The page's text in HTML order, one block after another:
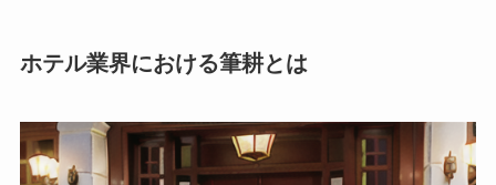
ホテル業界における筆耕とは